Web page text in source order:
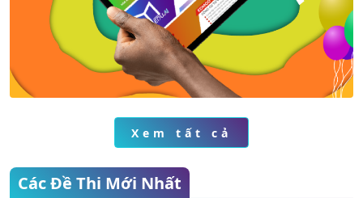
Xem tất cả
Các Đề Thi Mới Nhất